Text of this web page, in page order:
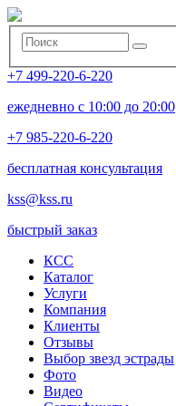
+7 499-220-6-220
ежедневно с 10:00 до 20:00
+7 985-220-6-220
бесплатная консультация
kss@kss.ru
быстрый заказ
КСС
Каталог
Услуги
Компания
Клиенты
Oтзывы
Выбор звезд эстрады
Фото
Видео